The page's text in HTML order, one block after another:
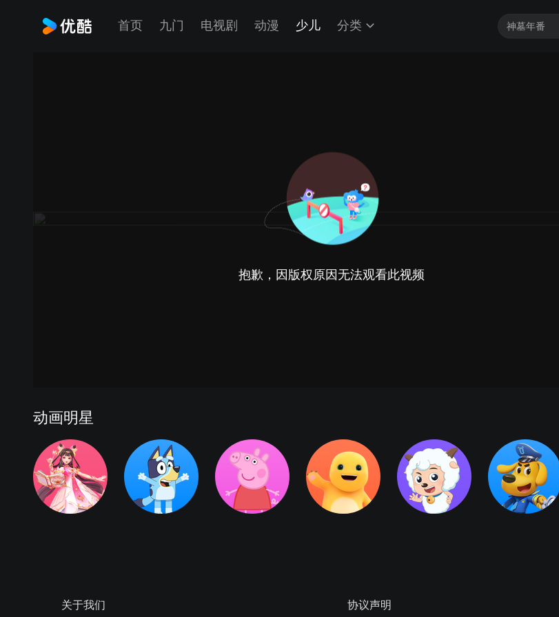
首页 九门 电视剧 动漫 少儿 分类
抱歉，因版权原因无法观看此视频
动画明星
关于我们 协议声明